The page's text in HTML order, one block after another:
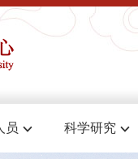
员 科学研究